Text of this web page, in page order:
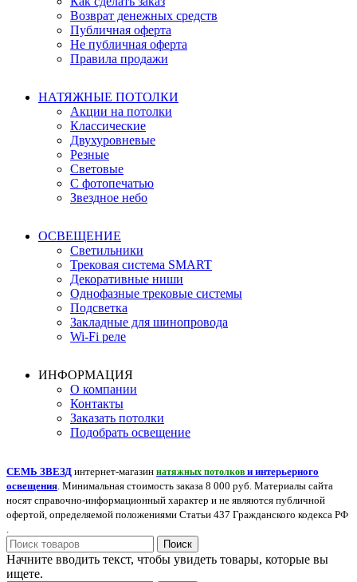
Возврат денежных средств
Публичная оферта
Не публичная оферта
Правила продажи
НАТЯЖНЫЕ ПОТОЛКИ
Акции на потолки
Классические
Двухуровневые
Резные
Световые
С фотопечатью
Звездное небо
ОСВЕЩЕНИЕ
Светильники
Трековая система SMART
Декоративные ниши
Однофазные трековые системы
Подсветка
Закладные для шинопровода
Wi-Fi реле
ИНФОРМАЦИЯ
О компании
Контакты
Заказать потолки
Подобрать освещение
СЕМЬ ЗВЕЗД интернет-магазин натяжных потолков и интерьерного
освещения. Минимальная стоимость заказа 8 000 руб. Материалы сайта
носят справочно-информационный характер и не являются публичной
офертой, определяемой положениями Статьи 437 Гражданского кодекса РФ
.
Поиск
Начните вводить текст, чтобы увидеть товары, которые вы
ищете.